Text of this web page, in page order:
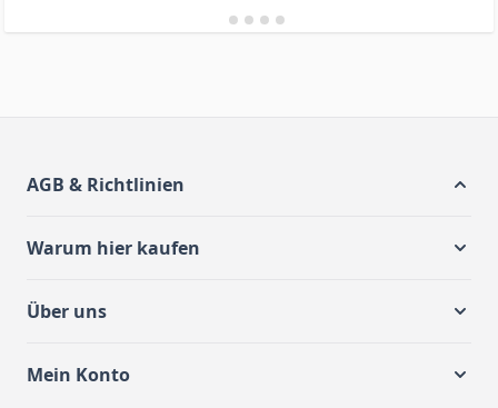
AGB & Richtlinien
Warum hier kaufen
Über uns
Mein Konto